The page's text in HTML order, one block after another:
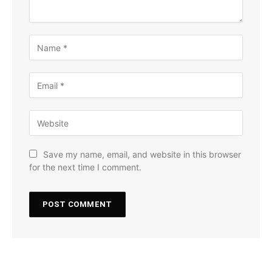
Save my name, email, and website in this browser
for the next time I comment.